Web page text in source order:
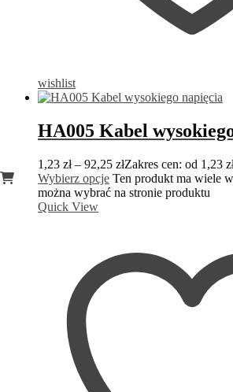
wishlist
HA005 Kabel
1,23 zł – 92,25 złZakres cen: od 1,23
Wybierz opcje Ten produkt ma wiele
można wybrać na stronie produktu
Quick View